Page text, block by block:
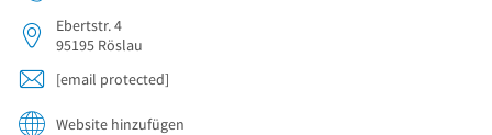
Ebertstr. 4
95195 Röslau
[email protected]
Website hinzufügen